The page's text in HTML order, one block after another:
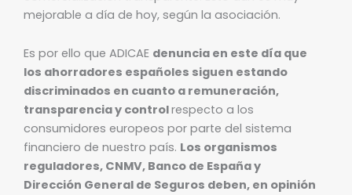
mejorable a día de hoy, según la asociación.
Es por ello que ADICAE denuncia en este día que
los ahorradores españoles siguen estando
discriminados en cuanto a remuneración,
transparencia y controlrespecto a los
consumidores europeos por parte del sistema
financiero de nuestro país. Los organismos
reguladores, CNMV, Banco de España y
Dirección General de Seguros deben, en opinión